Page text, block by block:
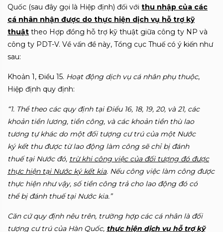
Quốc (sau đây gọi là Hiệp định) đối với thu nhập của các
cá nhân nhận được do thực hiện dịch vụ hỗ trợ kỹ
thuật theo Hợp đồng hỗ trợ kỹ thuật giữa công ty NP và
công ty PDT-V. Về vấn đề này, Tổng cục Thuế có ý kiến như
sau:
Khoản 1, Điều 15. Hoạt động dịch vụ cá nhân phụ thuộc,
Hiệp định quy định:
“1. Thểtheo các quy định tại Điểu 16, 18, 19, 20, và 21, các
khoản tiền lương, tiền công, và các khoản tiền thù lao
tương tự khác do một đối tượng cư trú của một Nước
kýkết thu được từ lao động làm công sẽ chỉ bị đánh
thuếtại Nước đó, trừ khicông việc của đối tượng đó được
thực hiện tại Nước kýkết kia. Nếu công việc làm công được
thực hiện như vậy, sốtiền công trả cho lao động đó có
thểbị đánh thuếtại Nước kia.”
Căncứ quy định nêu trên, trường hợp các cá nhân là đối
tượng cư trú của Hàn Quốc, thực hiện dịch vụ hỗ trợ kỹ